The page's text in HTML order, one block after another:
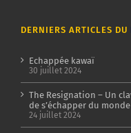
DERNIERS ARTICLES DU
Echappée kawaï
30 juillet 2024
The Resignation – Un
de s’échapper du
24 juillet 2024